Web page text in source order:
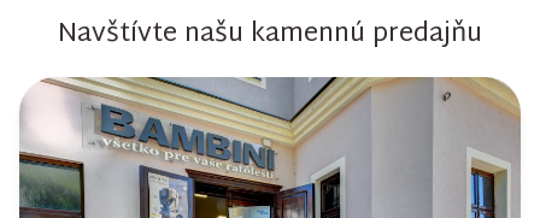
Navštívte našu kamennú predajňu